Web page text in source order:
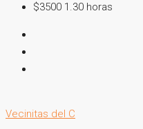
$3500 1.30 horas
Vecinitas del C